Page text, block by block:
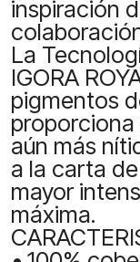
inspiración
La
IGORA
pigmentos
aún más
a la carta
mayor
máxima.